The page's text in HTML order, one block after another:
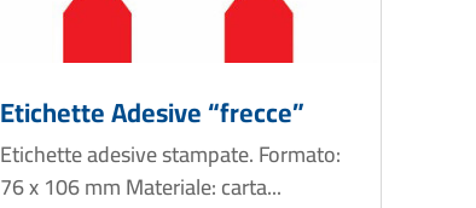
Etichette Adesive “frecce”
Etichette adesive stampate. Formato:
76 x 106 mm Materiale: carta...